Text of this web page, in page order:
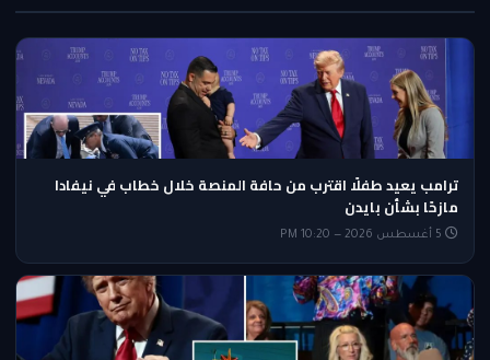
ترامب يعيد طفلًا اقترب من حافة المنصة خلال خطاب في نيفادا
مازحًا بشأن بايدن